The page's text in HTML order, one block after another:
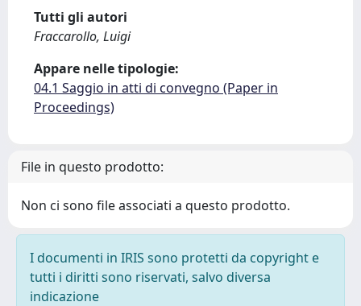
Tutti gli autori
Fraccarollo, Luigi
Appare nelle tipologie:
04.1 Saggio in atti di convegno (Paper in
Proceedings)
File in questo prodotto:
Non ci sono file associati a questo prodotto.
I documenti in IRIS sono protetti da copyright e
tutti i diritti sono riservati, salvo diversa
indicazione